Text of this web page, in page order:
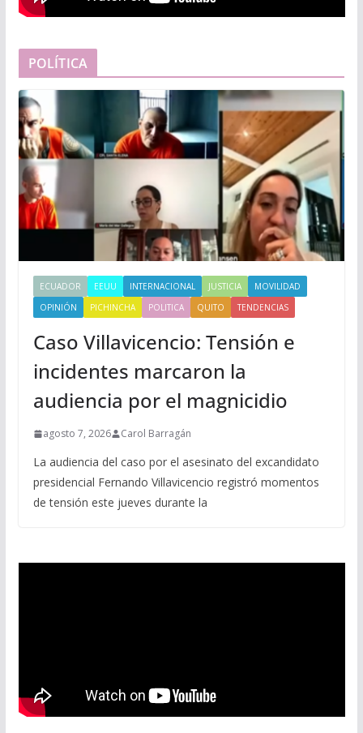
POLÍTICA
ECUADOR EEUU INTERNACIONAL JUSTICIA
MOVILIDAD
OPINIÓN
PICHINCHA POLITICA QUITO TENDENCIAS
Caso Villavicencio: Tensión e
incidentes marcaron la
audiencia por el magnicidio
agosto 7, 2026 Carol Barragán
La audiencia del caso por el asesinato del excandidato
presidencial Fernando Villavicencio registró momentos
de tensión este jueves durante la